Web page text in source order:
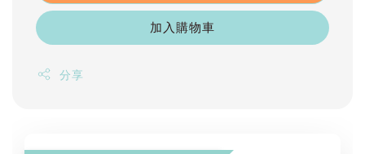
加入購物車
分享